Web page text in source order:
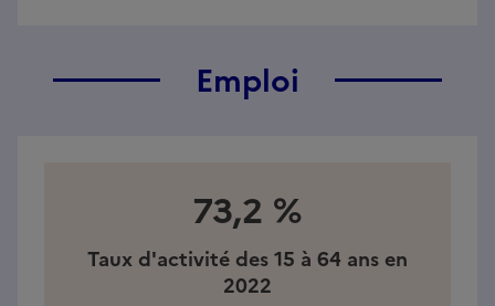
Emploi
73,2 %
Taux d'activité des 15 à 64 ans en
2022